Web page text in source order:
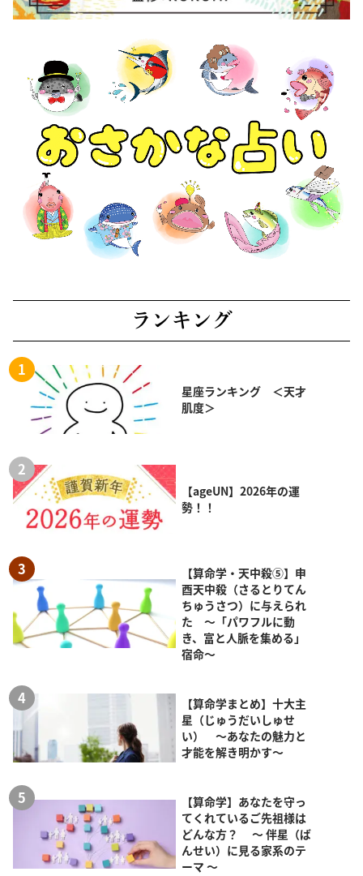
ランキング
星座ランキング ＜天才
肌度＞
【ageUN】2026年の運
勢！！
【算命学・天中殺⑤】申
酉天中殺（さるとりてん
ちゅうさつ）に与えられ
た ～「パワフルに動
き、富と人脈を集める」
宿命～
【算命学まとめ】十大主
星（じゅうだいしゅせ
い） ～あなたの魅力と
才能を解き明かす～
【算命学】あなたを守っ
てくれているご先祖様は
どんな方？ ～ 伴星（ば
んせい）に見る家系のテ
ーマ ～